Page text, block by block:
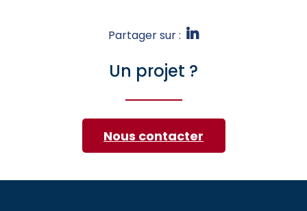
Partager sur :
Un projet ?
Nous contacter